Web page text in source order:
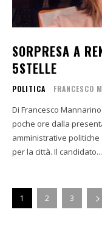
SORPRESA A
5STELLE
POLITICA FRANCESCO
Di Francesco Mannarino Colpo a sorpresa a Rende, in extremis a
poche ore dalla
amministrative
per la città. Il candidato...
1 2 3